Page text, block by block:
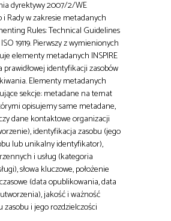
dyrektywy 2007/2/WE
Rady w zakresie metadanych
Rules: Technical Guidelines
19119. Pierwszy z wymienionych
elementy metadanych INSPIRE
identyfikacji zasobów
Elementy metadanych
sekcje: metadane na temat
opisujemy same metadane,
dane kontaktowe organizacji
identyfikacja zasobu (jego
lub unikalny identyfikator),
i usług (kategoria
słowa kluczowe, położenie
(data opublikowania, data
jakość i ważność
i jego rozdzielczości